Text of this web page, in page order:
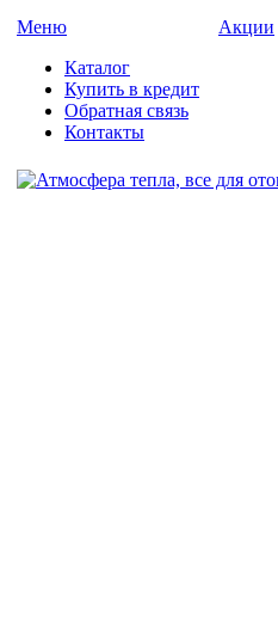
Меню
Каталог
Купить в кредит
Обратная связь
Контакты
Акции